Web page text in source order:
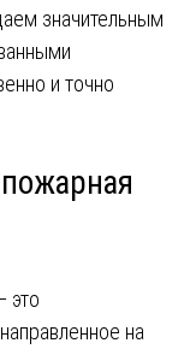
значительным
и точно
это
на